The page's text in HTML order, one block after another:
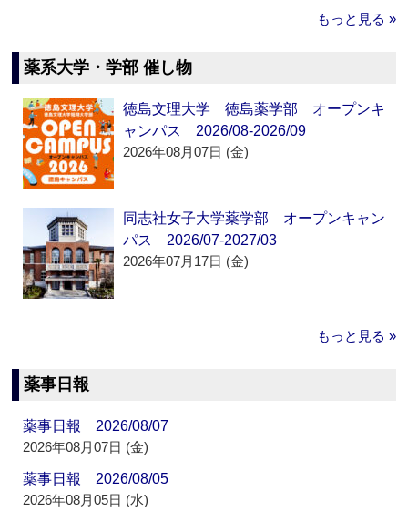
もっと見る »
薬系大学・学部 催し物
徳島文理大学 徳島薬学部 オープンキ
ャンパス 2026/08-2026/09
2026年08月07日 (金)
同志社女子大学薬学部 オープンキャン
パス 2026/07-2027/03
2026年07月17日 (金)
もっと見る »
薬事日報
薬事日報 2026/08/07
2026年08月07日 (金)
薬事日報 2026/08/05
2026年08月05日 (水)